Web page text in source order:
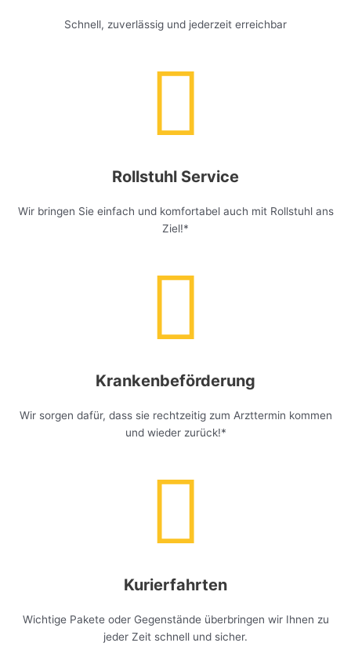
Schnell, zuverlässig und jederzeit erreichbar
Rollstuhl Service
Wir bringen Sie einfach und komfortabel auch mit Rollstuhl ans
Ziel!*
Krankenbeförderung
Wir sorgen dafür, dass sie rechtzeitig zum Arzttermin kommen
und wieder zurück!*
Kurierfahrten
Wichtige Pakete oder Gegenstände überbringen wir Ihnen zu
jeder Zeit schnell und sicher.